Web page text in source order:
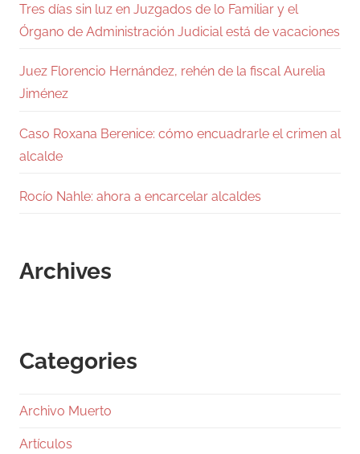
Tres días sin luz en Juzgados de lo Familiar y el
Órgano de Administración Judicial está de vacaciones
Juez Florencio Hernández, rehén de la fiscal Aurelia
Jiménez
Caso Roxana Berenice: cómo encuadrarle el crimen al
alcalde
Rocío Nahle: ahora a encarcelar alcaldes
Archives
Categories
Archivo Muerto
Artículos